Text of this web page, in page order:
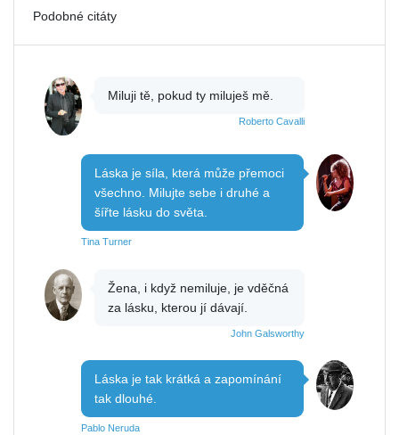
Podobné citáty
Miluji tě, pokud ty miluješ mě.
Roberto Cavalli
Láska je síla, která může přemoci
všechno. Milujte sebe i druhé a
šířte lásku do světa.
Tina Turner
Žena, i když nemiluje, je vděčná
za lásku, kterou jí dávají.
John Galsworthy
Láska je tak krátká a zapomínání
tak dlouhé.
Pablo Neruda